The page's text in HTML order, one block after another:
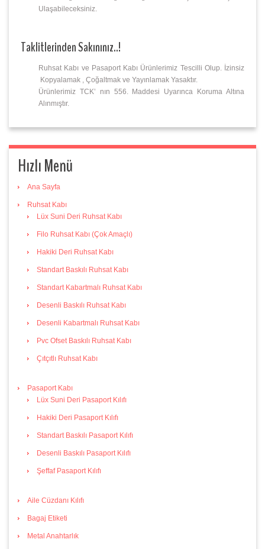
Ulaşabileceksiniz.
Taklitlerinden Sakınınız..!
Ruhsat Kabı ve Pasaport Kabı Ürünlerimiz Tescilli Olup. İzinsiz
Kopyalamak , Çoğaltmak ve Yayınlamak Yasaktır.
Ürünlerimiz TCK’ nın 556. Maddesi Uyarınca Koruma Altına
Alınmıştır.
Hızlı Menü
Ana Sayfa
Ruhsat Kabı
Lüx Suni Deri Ruhsat Kabı
Filo Ruhsat Kabı (Çok Amaçlı)
Hakiki Deri Ruhsat Kabı
Standart Baskılı Ruhsat Kabı
Standart Kabartmalı Ruhsat Kabı
Desenli Baskılı Ruhsat Kabı
Desenli Kabartmalı Ruhsat Kabı
Pvc Ofset Baskılı Ruhsat Kabı
Çıtçıtlı Ruhsat Kabı
Pasaport Kabı
Lüx Suni Deri Pasaport Kılıfı
Hakiki Deri Pasaport Kılıfı
Standart Baskılı Pasaport Kılıfı
Desenli Baskılı Pasaport Kılıfı
Şeffaf Pasaport Kılıfı
Aile Cüzdanı Kılıfı
Bagaj Etiketi
Metal Anahtarlık